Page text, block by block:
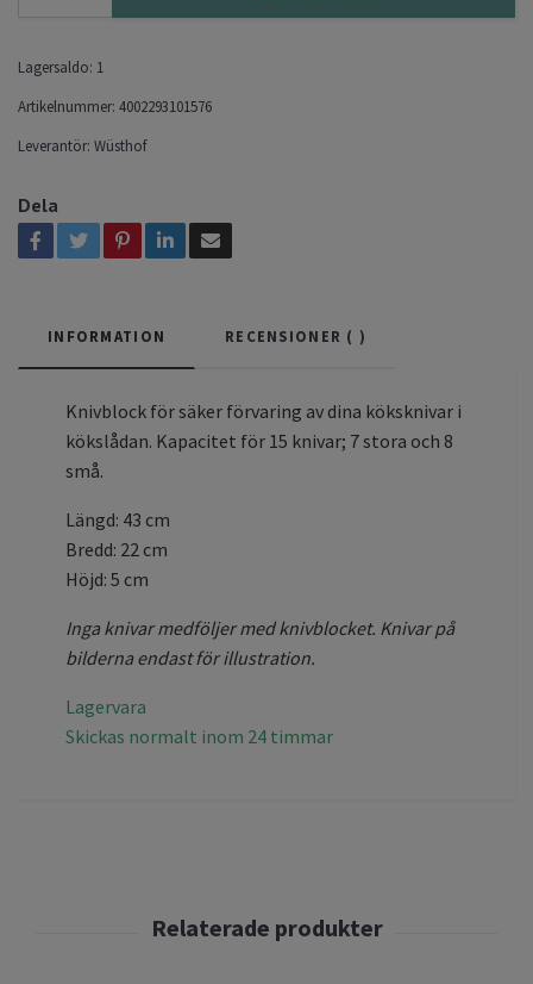
Lagersaldo: 1
Artikelnummer: 4002293101576
Leverantör: Wüsthof
Dela
INFORMATION RECENSIONER ( )
Knivblock för säker förvaring av dina köksknivar i
kökslådan. Kapacitet för 15 knivar; 7 stora och 8
små.
Längd: 43 cm
Bredd: 22 cm
Höjd: 5 cm
Inga knivar medföljer med knivblocket. Knivar på
bilderna endast för illustration.
Lagervara
Skickas normalt inom 24 timmar